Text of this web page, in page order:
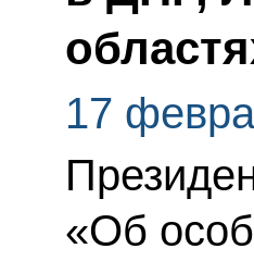
17
«Об